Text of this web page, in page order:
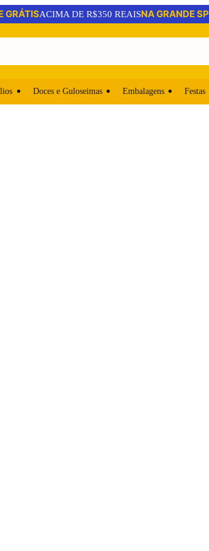
GRÁTISACIMA DE R$350 REAISNA GRANDE SP
Doces e Guloseimas Embalagens Festas